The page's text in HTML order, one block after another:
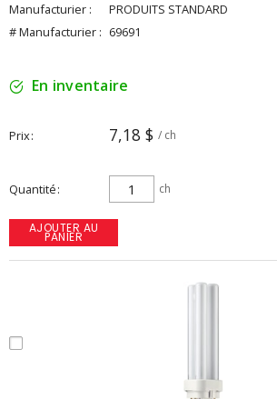
Manufacturier :
PRODUITS STANDARD
# Manufacturier : 69691
En inventaire
Prix 7,18 $ / ch
Quantité ch
AJOUTER AU
PANIER